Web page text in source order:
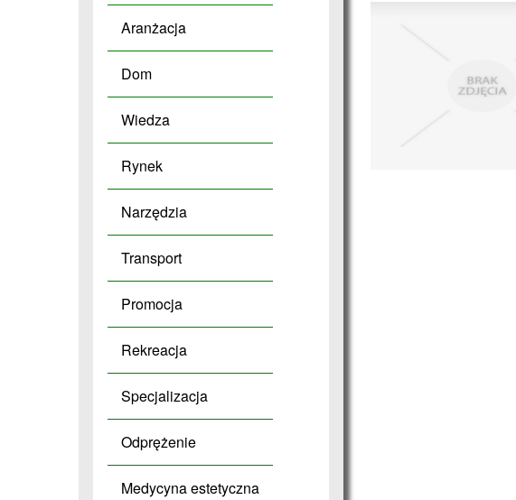
Aranżacja
Dom
Wiedza
Rynek
Narzędzia
Transport
Promocja
Rekreacja
Specjalizacja
Odprężenie
Medycyna estetyczna